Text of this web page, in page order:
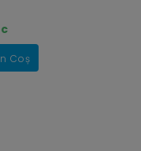
Coș